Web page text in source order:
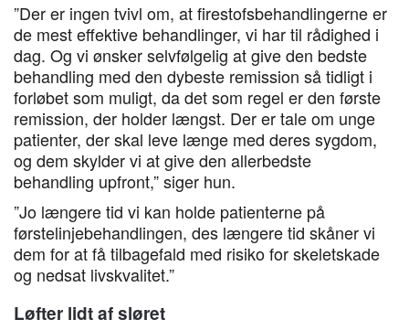
”Der er ingen tvivl om, at firestofsbehandlingerne er
de mest effektive behandlinger, vi har til rådighed i
dag. Og vi ønsker selvfølgelig at give den bedste
behandling med den dybeste remission så tidligt i
forløbet som muligt, da det som regel er den første
remission, der holder længst. Der er tale om unge
patienter, der skal leve længe med deres sygdom,
og dem skylder vi at give den allerbedste
behandling upfront,” siger hun.
”Jo længere tid vi kan holde patienterne på
førstelinjebehandlingen, des længere tid skåner vi
dem for at få tilbagefald med risiko for skeletskade
og nedsat livskvalitet.”
Løfter lidt af sløret